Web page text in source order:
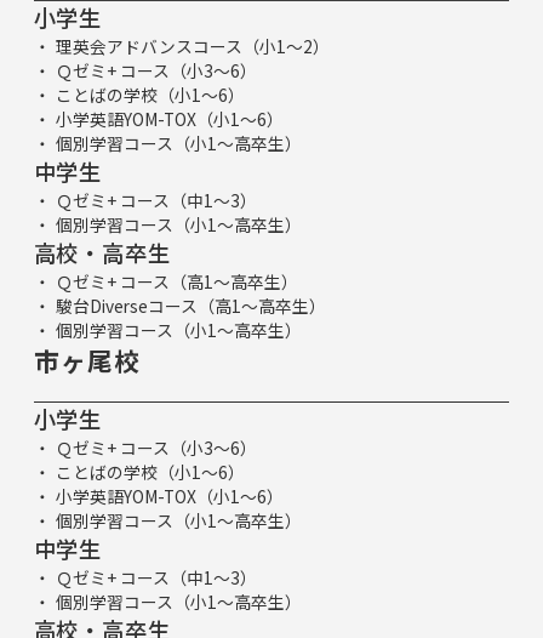
小学生
理英会アドバンスコース（小1～2）
Ｑゼミ+ コース（小3～6）
ことばの学校（小1～6）
小学英語YOM-TOX（小1～6）
個別学習コース（小1～高卒生）
中学生
Ｑゼミ+ コース（中1～3）
個別学習コース（小1～高卒生）
高校・高卒生
Ｑゼミ+ コース（高1～高卒生）
駿台Diverseコース（高1～高卒生）
個別学習コース（小1～高卒生）
市ヶ尾校
小学生
Ｑゼミ+ コース（小3～6）
ことばの学校（小1～6）
小学英語YOM-TOX（小1～6）
個別学習コース（小1～高卒生）
中学生
Ｑゼミ+ コース（中1～3）
個別学習コース（小1～高卒生）
高校・高卒生